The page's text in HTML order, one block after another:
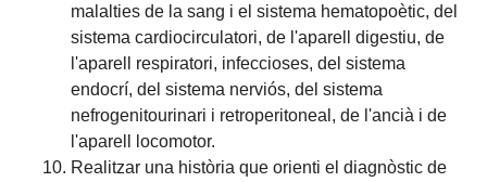
malalties de la sang i el sistema hematopoètic, del
sistema cardiocirculatori, de l'aparell digestiu, de
l'aparell respiratori, infeccioses, del sistema
endocrí, del sistema nerviós, del sistema
nefrogenitourinari i retroperitoneal, de l'ancià i de
l'aparell locomotor.
Realitzar una història que orienti el diagnòstic de